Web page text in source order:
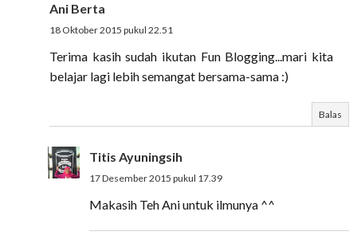
Ani Berta
18 Oktober 2015 pukul 22.51
Terima kasih sudah ikutan Fun Blogging...mari kita
belajar lagi lebih semangat bersama-sama :)
Balas
Titis Ayuningsih
17 Desember 2015 pukul 17.39
Makasih Teh Ani untuk ilmunya ^^